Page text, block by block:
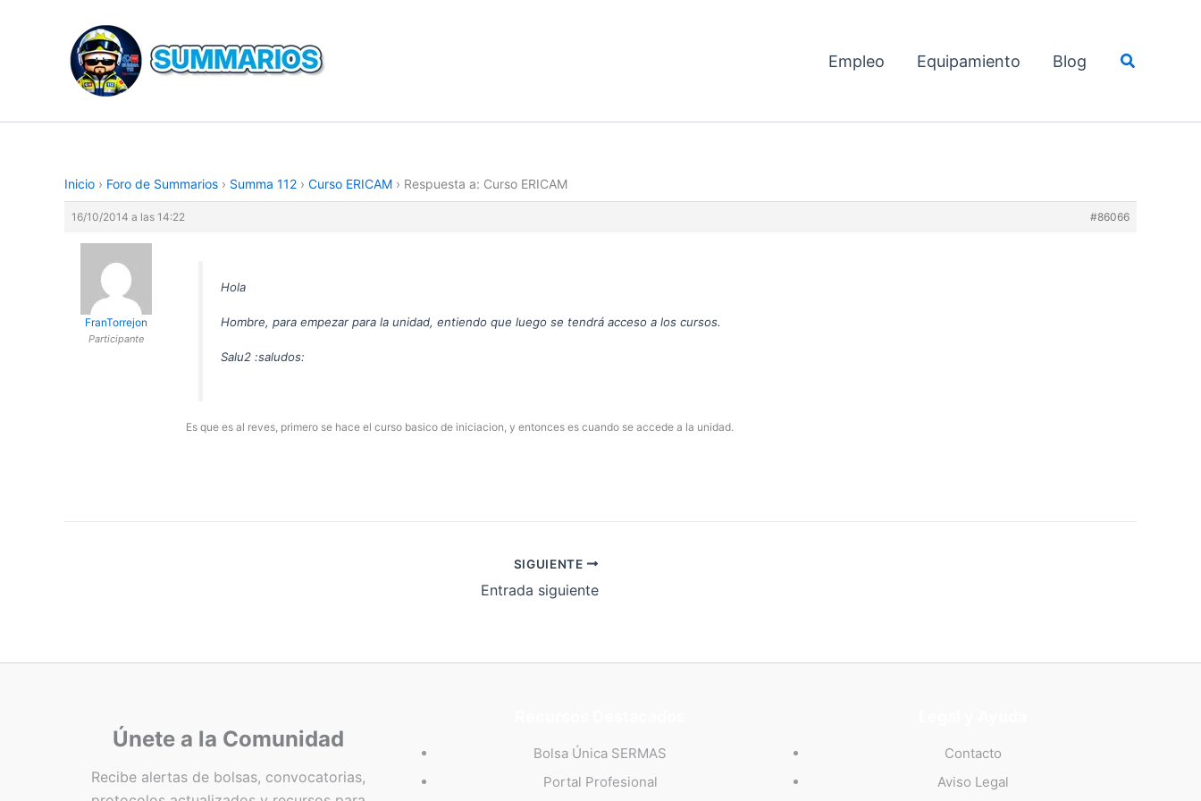
contenido
Empleo Equipamiento Blog Buscar
Inicio › Foro de Summarios › Summa 112 › Curso ERICAM › Respuesta a: Curso ERICAM
16/10/2014 a las 14:22 #86066
FranTorrejon
Participante
Hola
Hombre, para empezar para la unidad, entiendo que luego se tendrá acceso a los cursos.
Salu2 :saludos:
Es que es al reves, primero se hace el curso basico de iniciacion, y entonces es cuando se accede a la unidad.
SIGUIENTE
Entrada siguiente
Únete a la Comunidad
Recibe alertas de bolsas, convocatorias,
Bolsa Única SERMAS
Portal Profesional
Contacto
Aviso Legal